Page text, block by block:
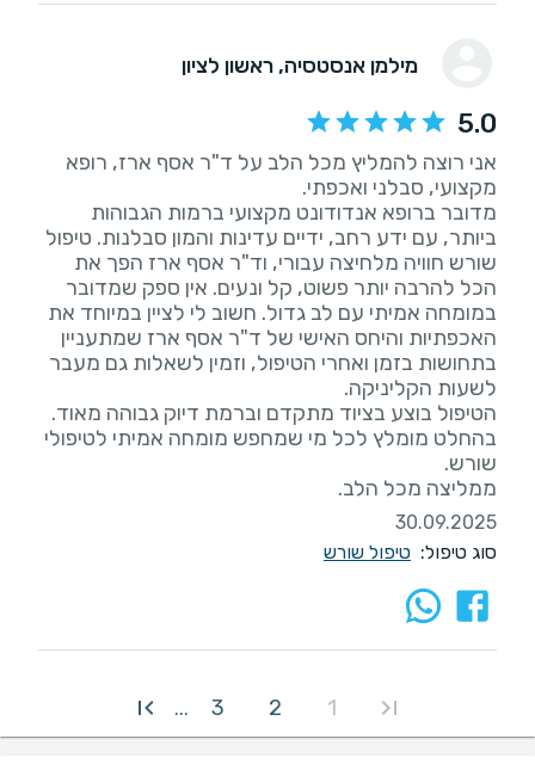
מילמן אנסטסיה, ראשון לציון
5.0
אני רוצה להמליץ מכל הלב על ד"ר אסף ארז, רופא
מדובר ברופא אנדודונט מקצועי ברמות הגבוהות
ביותר, עם ידע רחב, ידיים עדינות והמון סבלנות. טיפול
שורש חוויה מלחיצה עבורי, וד"ר אסף ארז הפך את
הכל להרבה יותר פשוט, קל ונעים. אין ספק שמדובר
במומחה אמיתי עם לב גדול. חשוב לי לציין במיוחד את
האכפתיות והיחס האישי של ד"ר אסף ארז שמתעניין
בתחושות בזמן ואחרי הטיפול, וזמין לשאלות גם מעבר
בהחלט מומלץ לכל מי שמחפש מומחה אמיתי לטיפולי
ממליצה מכל הלב.
30.09.2025
סוג טיפול: טיפול שורש
1
2
3
...